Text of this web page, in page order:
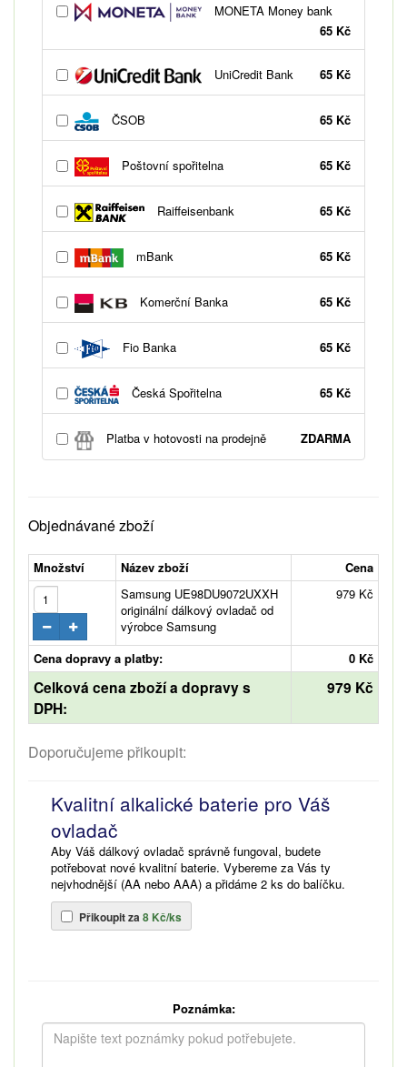
MONETA Money bank
65 Kč
UniCredit Bank 65 Kč
ČSOB 65 Kč
Poštovní spořitelna 65 Kč
Raiffeisenbank 65 Kč
mBank 65 Kč
Komerční Banka 65 Kč
Fio Banka 65 Kč
Česká Spořitelna 65 Kč
Platba v hotovosti na prodejně ZDARMA
Objednávané zboží
Množství Název zboží
Cena
Samsung UE98DU9072UXXH
originální dálkový ovladač od
výrobce Samsung
979 Kč
Cena dopravy a platby: 0 Kč
Celková cena zboží a dopravy s
DPH:
979 Kč
Doporučujeme přikoupit:
Kvalitní alkalické baterie pro Váš
ovladač
Aby Váš dálkový ovladač správně fungoval, budete
potřebovat nové kvalitní baterie. Vybereme za Vás ty
nejvhodnější (AA nebo AAA) a přidáme 2 ks do balíčku.
Přikoupit za 8 Kč/ks
Poznámka: